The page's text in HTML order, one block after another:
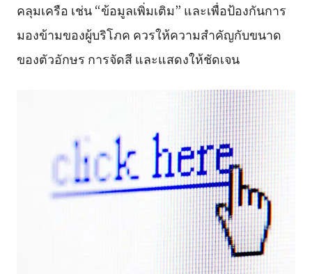
คลุมเครือ เช่น “ข้อมูลเพิ่มเติม” และเพื่อป้องกันการ
มองข้ามของผู้บริโภค ควรให้ความสำคัญกับขนาด
ของตัวอักษร การจัดสี และแสดงให้ชัดเจน